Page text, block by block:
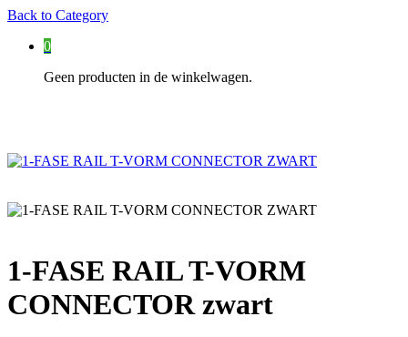
Back to Category
0
Geen producten in de winkelwagen.
1-FASE RAIL T-VORM
CONNECTOR zwart